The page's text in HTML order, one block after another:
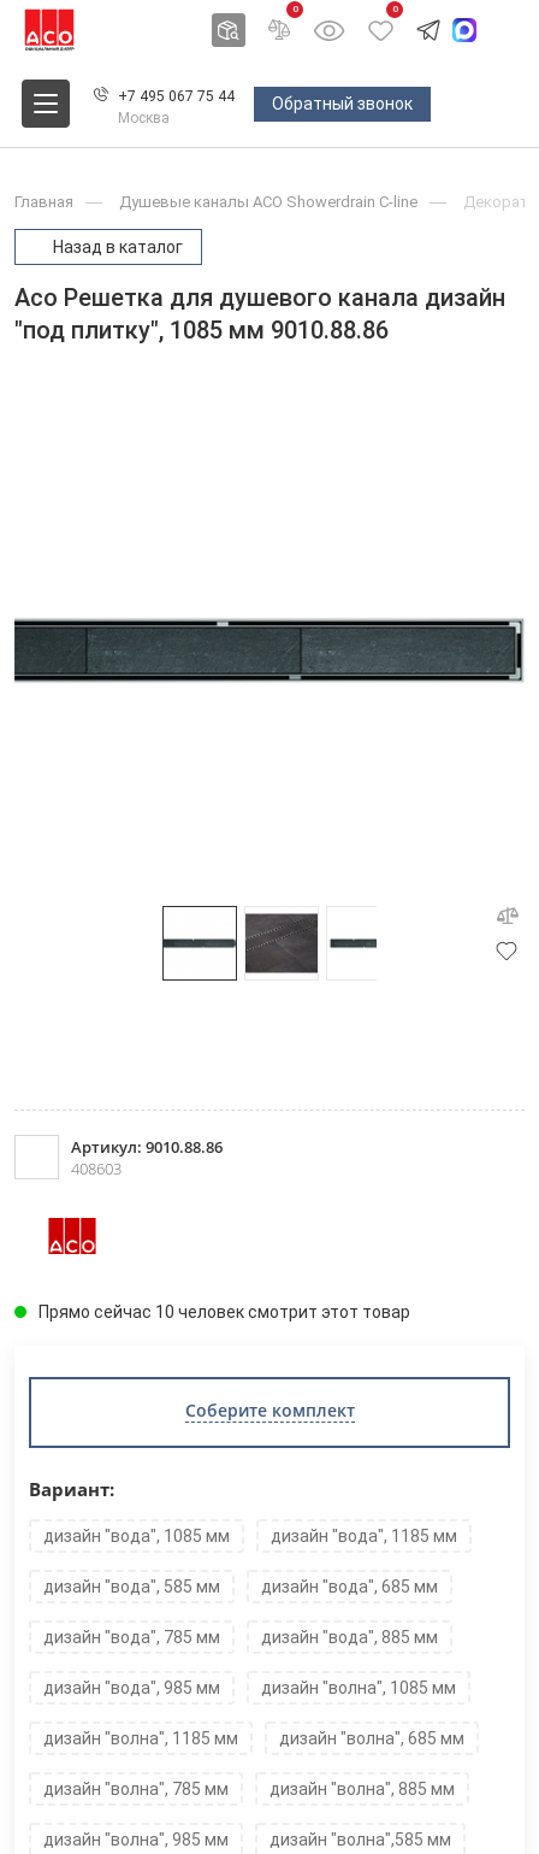
0 0
+7 495 067 75 44
Москва
Обратный звонок
Главная Душевые каналы ACO Showerdrain С-line
Назад в каталог
Aco Решетка для душевого канала дизайн
"под плитку", 1085 мм 9010.88.86
Артикул: 9010.88.86
408603
Прямо сейчас 10 человек смотрит этот товар
Соберите комплект
Вариант:
дизайн "вода", 1085 мм дизайн "вода", 1185 мм
дизайн "вода", 585 мм дизайн "вода", 685 мм
дизайн "вода", 785 мм дизайн "вода", 885 мм
дизайн "вода", 985 мм дизайн "волна", 1085 мм
дизайн "волна", 1185 мм дизайн "волна", 685 мм
дизайн "волна", 785 мм дизайн "волна", 885 мм
дизайн "волна", 985 мм дизайн "волна",585 мм